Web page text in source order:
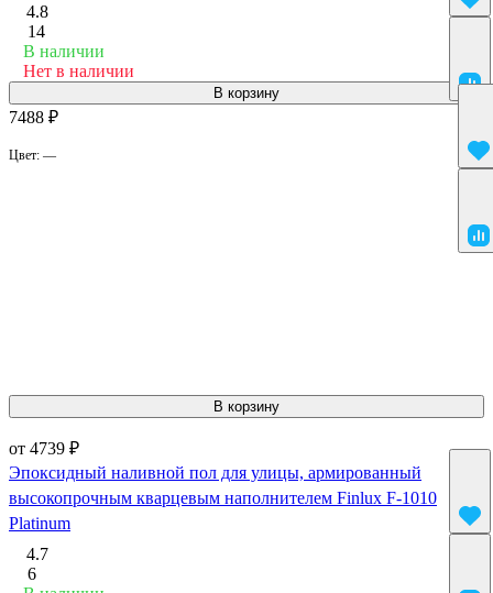
4.8
14
В наличии
В корзину
Нет в наличии
В корзину
7488 ₽
Цвет: —
от 4739 ₽
Эпоксидный наливной пол для улицы, армированный
высокопрочным кварцевым наполнителем Finlux F-1010
Platinum
4.7
6